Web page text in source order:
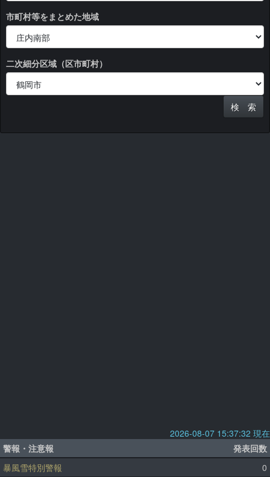
市町村等をまとめた地域
二次細分区域（区市町村）
2026-08-07 15:37:32 現在
警報・注意報
発表回数
暴風雪特別警報
0